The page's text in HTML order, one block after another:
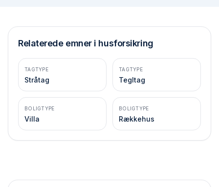
Relaterede emner i husforsikring
TAGTYPE
Stråtag
TAGTYPE
Tegltag
BOLIGTYPE
Villa
BOLIGTYPE
Rækkehus